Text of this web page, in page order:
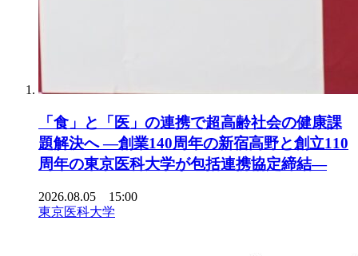
「食」と「医」の連携で超高齢社会の健康課
題解決へ ―創業140周年の新宿高野と創立110
周年の東京医科大学が包括連携協定締結―
2026.08.05 15:00
東京医科大学